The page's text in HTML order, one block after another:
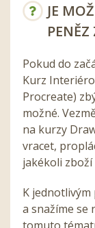
JE
PENĚZ
Pokud do
Kurz
Procreate)
možné.
na kurzy
vracet,
jakékoli zboží
K
a snažíme se